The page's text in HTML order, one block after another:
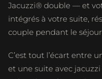
Jacuzzi® double — et
intégrés à votre suite,
couple pendant le
C’est tout l’écart entre
et une suite avec